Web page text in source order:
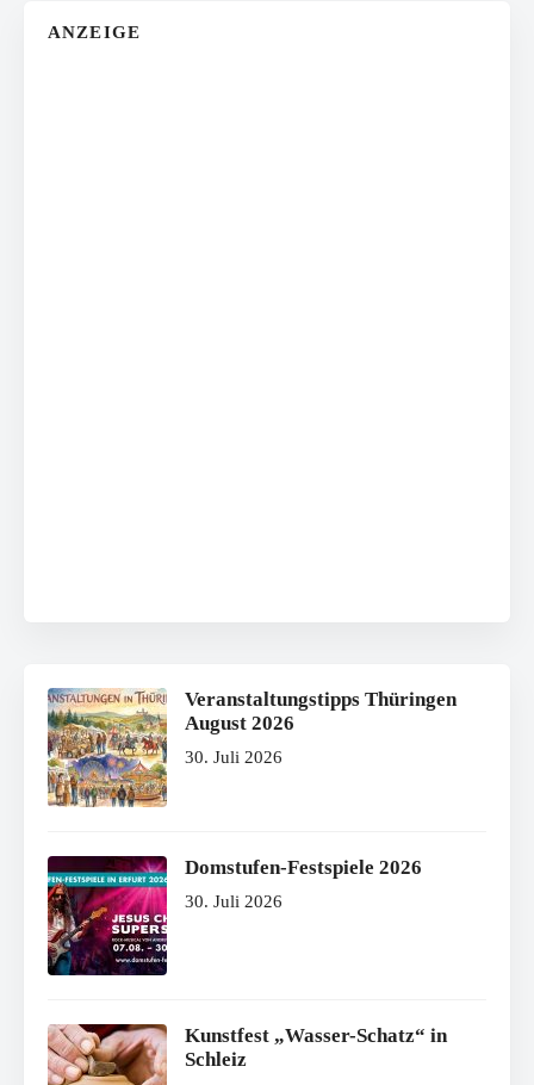
ANZEIGE
Veranstaltungstipps Thüringen
August 2026
30. Juli 2026
Domstufen-Festspiele 2026
30. Juli 2026
Kunstfest „Wasser-Schatz“ in
Schleiz